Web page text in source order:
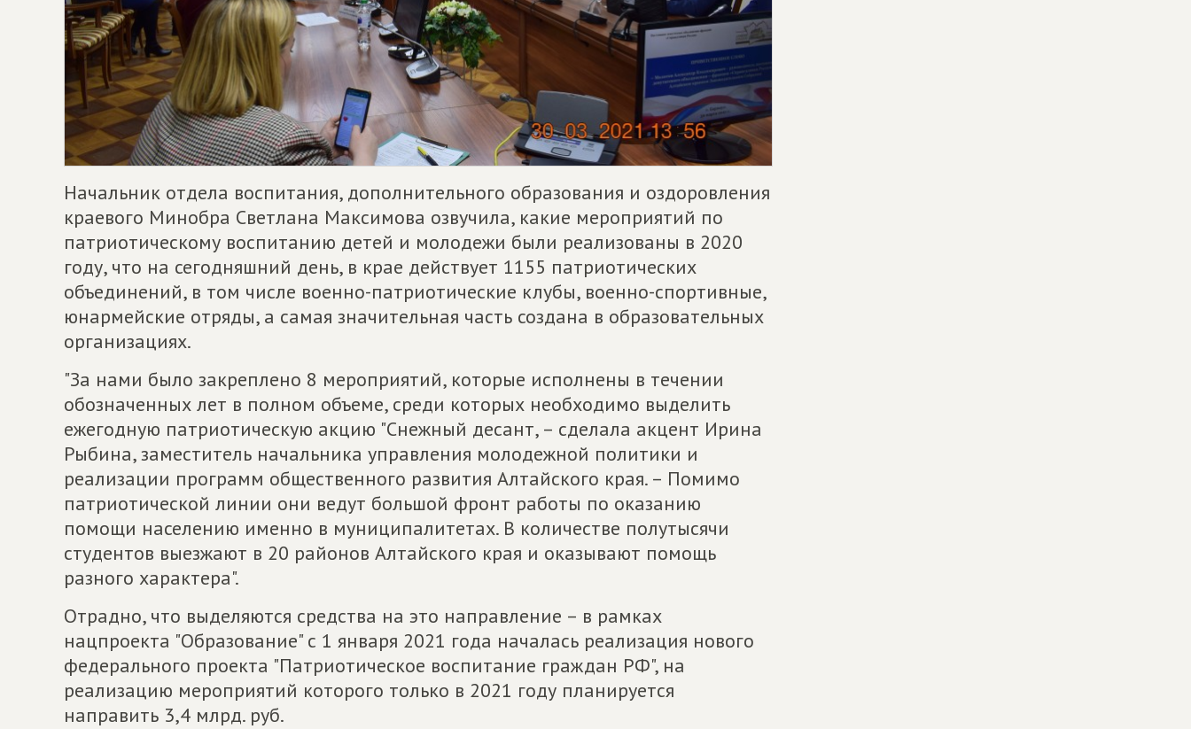
Начальник отдела воспитания, дополнительного образования и оздоровления
краевого Минобра Светлана Максимова озвучила, какие мероприятий по
патриотическому воспитанию детей и молодежи были реализованы в 2020
году, что на сегодняшний день, в крае действует 1155 патриотических
объединений, в том числе военно-патриотические клубы, военно-спортивные,
юнармейские отряды, а самая значительная часть создана в образовательных
организациях.
"За нами было закреплено 8 мероприятий, которые исполнены в течении
обозначенных лет в полном объеме, среди которых необходимо выделить
ежегодную патриотическую акцию "Снежный десант, – сделала акцент Ирина
Рыбина, заместитель начальника управления молодежной политики и
реализации программ общественного развития Алтайского края. – Помимо
патриотической линии они ведут большой фронт работы по оказанию
помощи населению именно в муниципалитетах. В количестве полутысячи
студентов выезжают в 20 районов Алтайского края и оказывают помощь
разного характера".
Отрадно, что выделяются средства на это направление – в рамках
нацпроекта "Образование" с 1 января 2021 года началась реализация нового
федерального проекта "Патриотическое воспитание граждан РФ", на
реализацию мероприятий которого только в 2021 году планируется
направить 3,4 млрд. руб.